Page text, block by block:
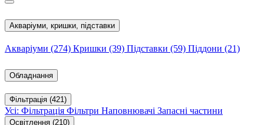
Акваріуми, кришки, підставки
Акваріуми (274) Кришки (39) Підставки (59) Піддони (21)
Обладнання
Фільтрація (421)
Усі: Фільтрація Фільтри Наповнювачі Запасні частини
Освітлення (210)